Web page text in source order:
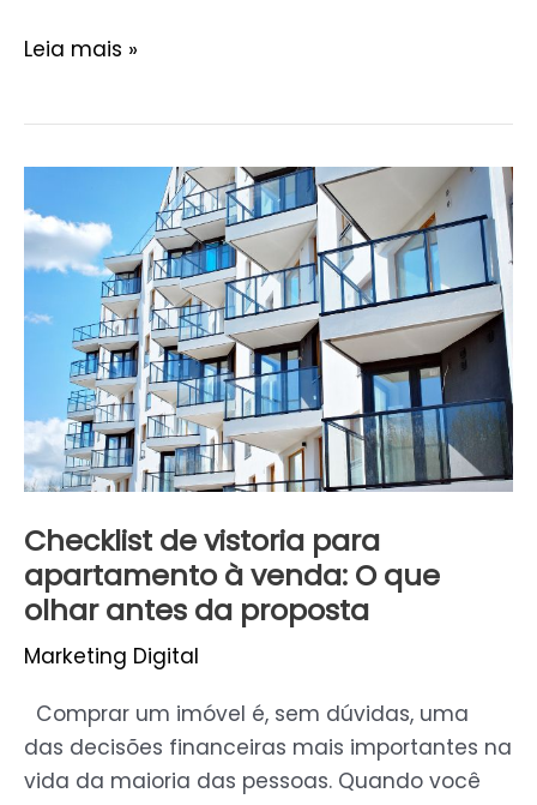
Leia mais »
Checklist de vistoria para
apartamento à venda: O que
olhar antes da proposta
Marketing Digital
Comprar um imóvel é, sem dúvidas, uma
das decisões financeiras mais importantes na
vida da maioria das pessoas. Quando você
de
vistoria
para
apartamento
venda:
O
que
olhar
da
proposta